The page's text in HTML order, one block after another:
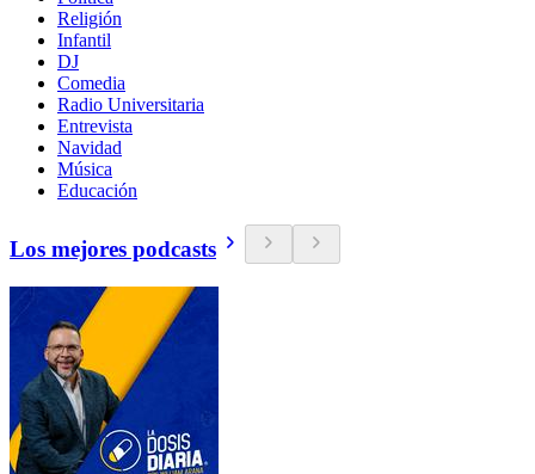
Religión
Infantil
DJ
Comedia
Radio Universitaria
Entrevista
Navidad
Música
Educación
Los mejores podcasts